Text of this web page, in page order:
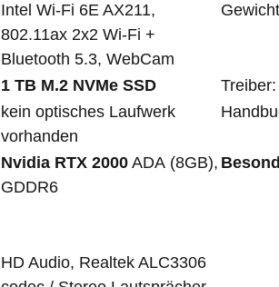
Intel Wi-Fi 6E AX211,
802.11ax 2x2 Wi-Fi +
Bluetooth 5.3, WebCam
1 TB M.2 NVMe SSD
Treiber:
kein optisches Laufwerk
vorhanden
Nvidia RTX 2000 ADA (8GB),
GDDR6
HD Audio, Realtek ALC3306